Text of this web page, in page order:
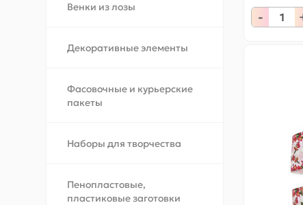
Венки из лозы
Декоративные элементы
Фасовочные и курьерские
пакеты
Наборы для творчества
Пенопластовые,
пластиковые заготовки
-